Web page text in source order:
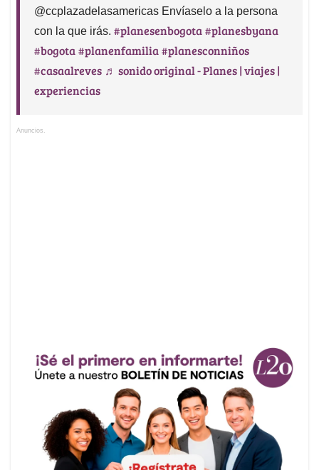
@ccplazadelasamericas Envíaselo a la persona
con la que irás. #planesenbogota#planesbyana
#bogota#planenfamilia#planesconniños
#casaalreves ♬ sonido original - Planes | viajes |
experiencias
Anuncios.